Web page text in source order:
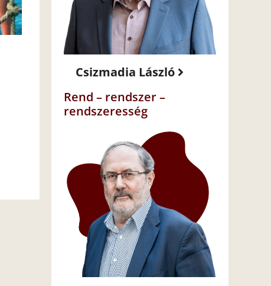
Csizmadia László
Rend – rendszer –
rendszeresség